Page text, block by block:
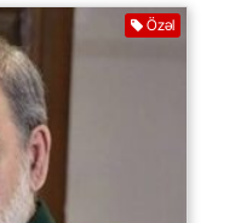
Özəl